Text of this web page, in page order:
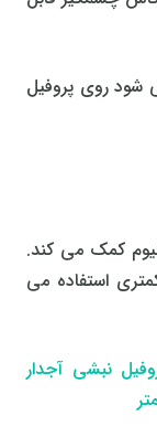
شود روی پروفیل
کمک می کند.
استفاده می
نبشی آجدار